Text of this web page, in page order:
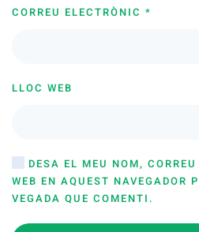
CORREU ELECTRÒNIC *
LLOC WEB
DESA EL MEU NOM,
WEB EN AQUEST NAVEGADOR
VEGADA QUE COMENTI.